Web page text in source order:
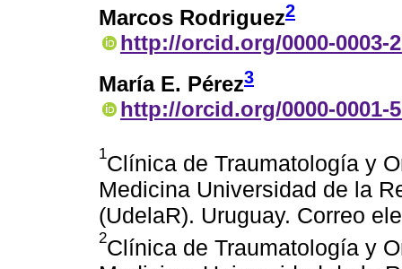
Marcos Rodriguez2
http://orcid.org/0000-0003-
María E. Pérez3
http://orcid.org/0000-0001-
1Clínica de Traumatología y
Medicina Universidad de la
(UdelaR). Uruguay. Correo
2Clínica de Traumatología y